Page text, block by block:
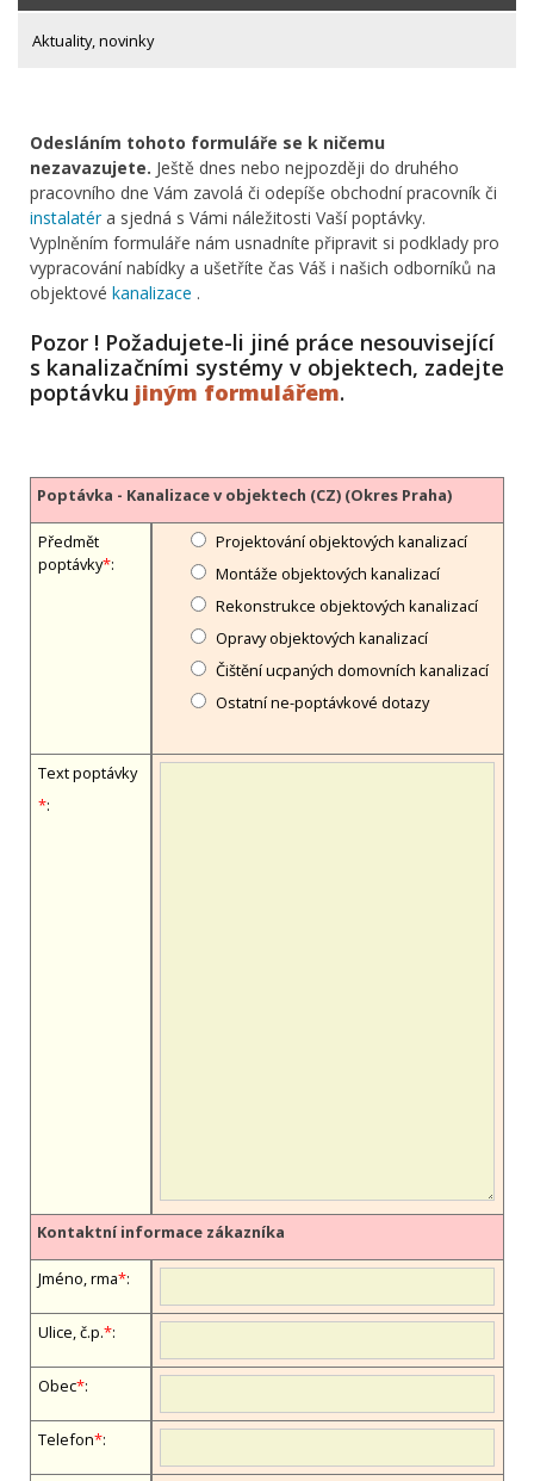
Aktuality, novinky
Odesláním tohoto formuláře se k ničemu
nezavazujete. Ještě dnes nebo nejpozději do druhého
pracovního dne Vám zavolá či odepíše obchodní pracovník či
instalatéra sjedná s Vámi náležitosti Vaší poptávky.
Vyplněním formuláře nám usnadníte připravit si podklady pro
vypracování nabídky a ušetříte čas Váš i našich odborníků na
objektové kanalizace .
Pozor ! Požadujete-li jiné práce nesouvisející
s kanalizačními systémy v objektech, zadejte
poptávku jiným formulářem.
Poptávka - Kanalizace v objektech (CZ) (Okres Praha)
Předmět
poptávky*:
Projektování objektových kanalizací
Montáže objektových kanalizací
Rekonstrukce objektových kanalizací
Opravy objektových kanalizací
Čištění ucpaných domovních kanalizací
Ostatní ne-poptávkové dotazy
Text poptávky
*:
Kontaktní informace zákazníka
Jméno, firma*:
Ulice, č.p.*:
Obec*:
Telefon*: